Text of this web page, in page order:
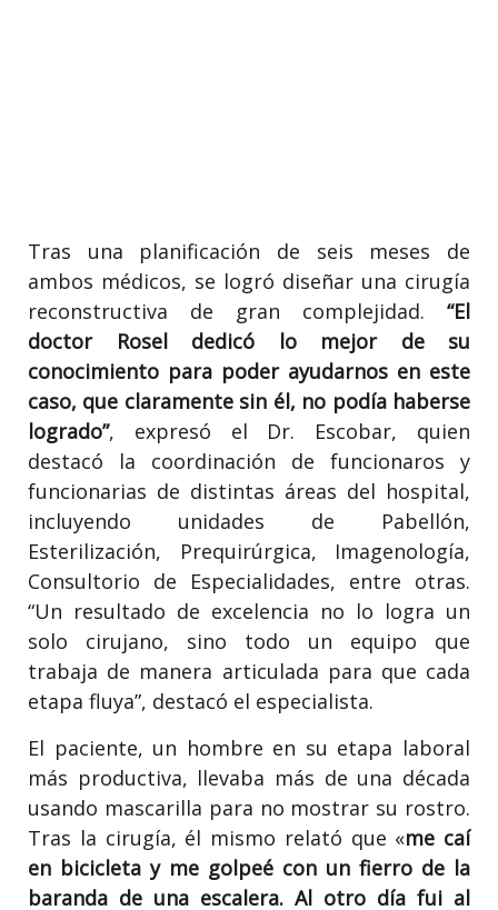
Tras una planificación de seis meses de
ambos médicos, se logró diseñar una cirugía
reconstructiva de gran complejidad. “El
doctor Rosel dedicó lo mejor de su
conocimiento para poder ayudarnos en este
caso, que claramente sin él, no podía haberse
logrado”, expresó el Dr. Escobar, quien
destacó la coordinación de funcionaros y
funcionarias de distintas áreas del hospital,
incluyendo unidades de Pabellón,
Esterilización, Prequirúrgica, Imagenología,
Consultorio de Especialidades, entre otras.
“Un resultado de excelencia no lo logra un
solo cirujano, sino todo un equipo que
trabaja de manera articulada para que cada
etapa fluya”, destacó el especialista.
El paciente, un hombre en su etapa laboral
más productiva, llevaba más de una década
usando mascarilla para no mostrar su rostro.
Tras la cirugía, él mismo relató que «me caí
en bicicleta y me golpeé con un fierro de la
baranda de una escalera. Al otro día fui al